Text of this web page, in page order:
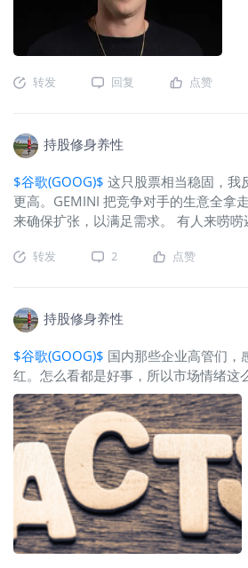
转发 回复 点赞
持股修身养性
$谷歌(GOOG)$ 这只股票相当稳固，我
更高。GEMINI 把竞争对手的生意全拿
来确保扩张，以满足需求。 有人来唠唠
转发 2 点赞
持股修身养性
$谷歌(GOOG)$ 国内那些企业高管们，
红。怎么看都是好事，所以市场情绪这